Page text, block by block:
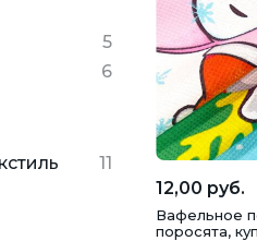
5
6
11
12,00 руб.
Вафельное
поросята,